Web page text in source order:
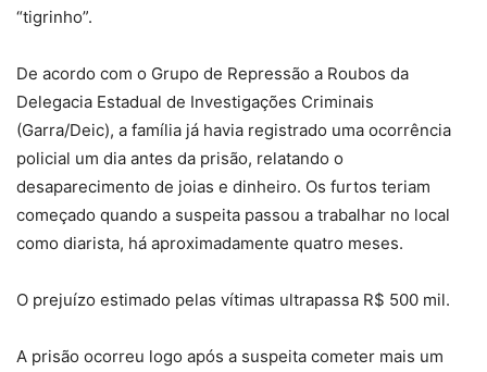
“tigrinho”.
De acordo com o Grupo de Repressão a Roubos da
Delegacia Estadual de Investigações Criminais
(Garra/Deic), a família já havia registrado uma ocorrência
policial um dia antes da prisão, relatando o
desaparecimento de joias e dinheiro. Os furtos teriam
começado quando a suspeita passou a trabalhar no local
como diarista, há aproximadamente quatro meses.
O prejuízo estimado pelas vítimas ultrapassa R$ 500 mil.
A prisão ocorreu logo após a suspeita cometer mais um